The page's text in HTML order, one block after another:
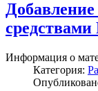
средствами
Информация о
Категория: